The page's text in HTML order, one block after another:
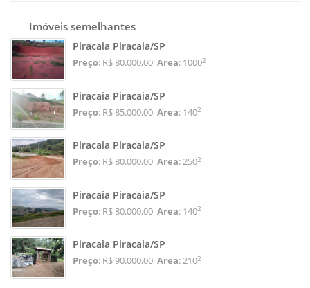
Imóveis semelhantes
Piracaia Piracaia/SP
Preço: R$ 80.000,00 Area: 10002
Piracaia Piracaia/SP
Preço: R$ 85.000,00 Area: 1402
Piracaia Piracaia/SP
Preço: R$ 80.000,00 Area: 2502
Piracaia Piracaia/SP
Preço: R$ 80.000,00 Area: 1402
Piracaia Piracaia/SP
Preço: R$ 90.000,00 Area: 2102